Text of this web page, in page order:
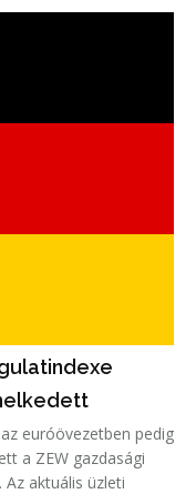
euróövezetben pedig
a ZEW gazdasági
aktuális üzleti